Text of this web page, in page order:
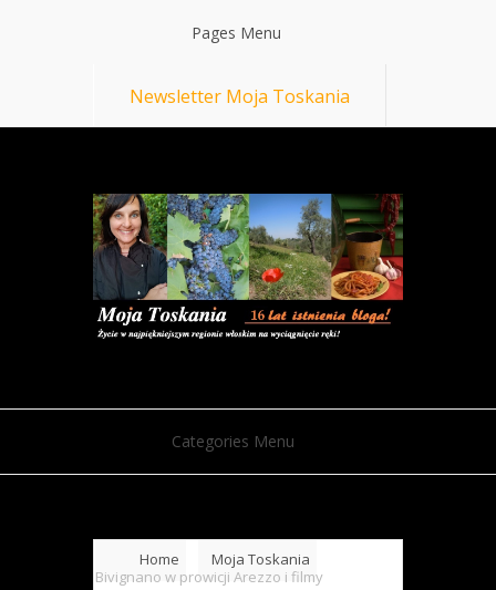
Pages Menu
Newsletter Moja Toskania
Categories Menu
Home
Moja Toskania
Bivignano w prowicji Arezzo i filmy